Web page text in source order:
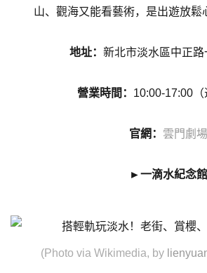
山、觀海又能看藝術，是出遊放鬆
地址： 新北市淡水區中正
營業時間： 10:00-17:00（
官網： 雲門劇場
►一滴水紀念館
(Photo via Wikimedia, by